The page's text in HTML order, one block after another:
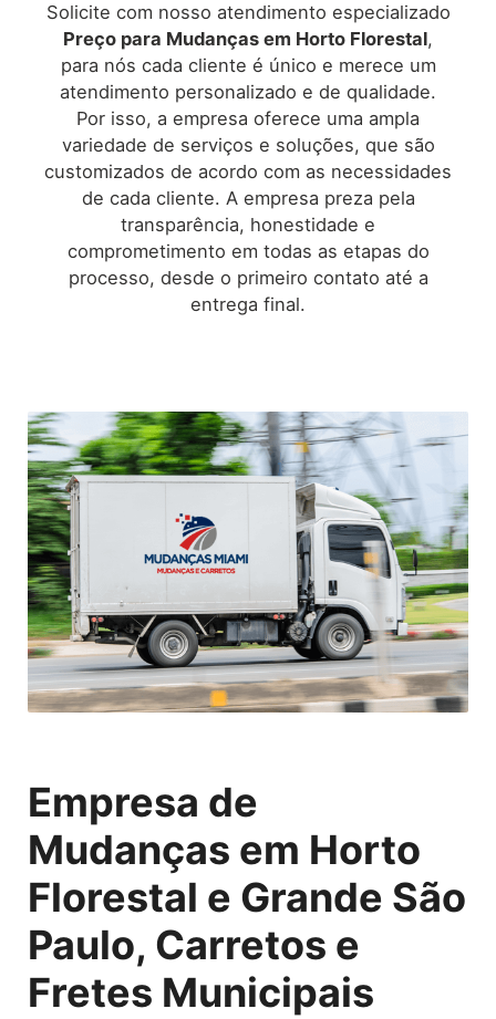
Solicite com nosso atendimento especializado
Preço para Mudanças em Horto Florestal,
para nós cada cliente é único e merece um
atendimento personalizado e de qualidade.
Por isso, a empresa oferece uma ampla
variedade de serviços e soluções, que são
customizados de acordo com as necessidades
de cada cliente. A empresa preza pela
transparência, honestidade e
comprometimento em todas as etapas do
processo, desde o primeiro contato até a
entrega final.
Empresa de
Mudanças em Horto
Florestal e Grande São
Paulo, Carretos e
Fretes Municipais